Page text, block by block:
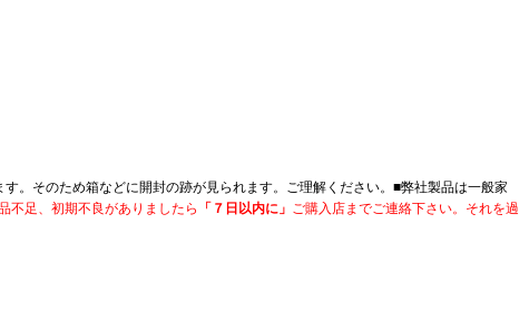
。そのため箱などに開封の跡が見られます。ご理解ください。■弊社製品は一般家
不足、初期不良がありましたら 「７日以内に」 ご購入店までご連絡下さい。それを過